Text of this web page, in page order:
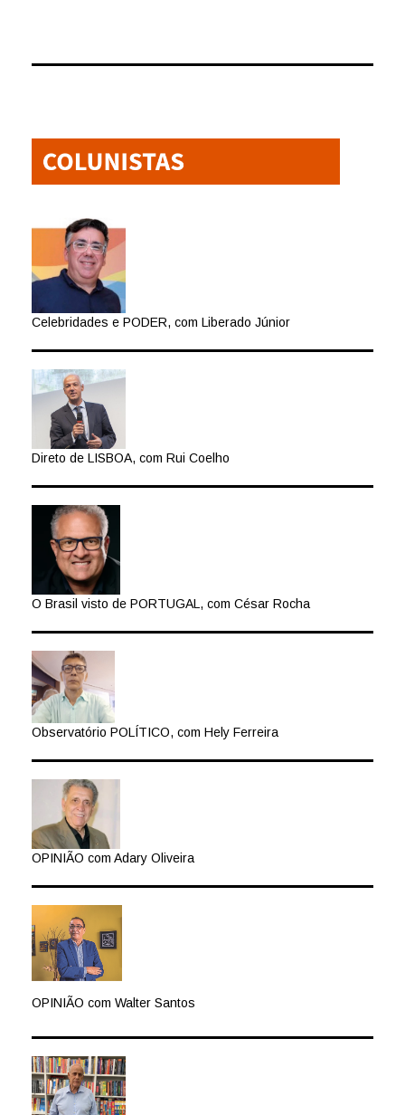
Celebridades e PODER, com Liberado Júnior
Direto de LISBOA, com Rui Coelho
O Brasil visto de PORTUGAL, com César Rocha
Observatório POLÍTICO, com Hely Ferreira
OPINIÃO com Adary Oliveira
OPINIÃO com Walter Santos